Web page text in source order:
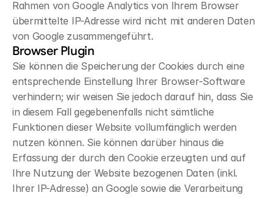
Rahmen von Google Analytics von Ihrem Browser
übermittelte IP-Adresse wird nicht mit anderen Daten
von Google zusammengeführt.
Browser Plugin
Sie können die Speicherung der Cookies durch eine
entsprechende Einstellung Ihrer Browser-Software
verhindern; wir weisen Sie jedoch darauf hin, dass Sie
in diesem Fall gegebenenfalls nicht sämtliche
Funktionen dieser Website vollumfänglich werden
nutzen können. Sie können darüber hinaus die
Erfassung der durch den Cookie erzeugten und auf
Ihre Nutzung der Website bezogenen Daten (inkl.
Ihrer IP-Adresse) an Google sowie die Verarbeitung